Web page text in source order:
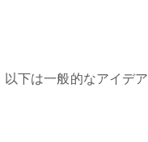
下は一般的なアイデア